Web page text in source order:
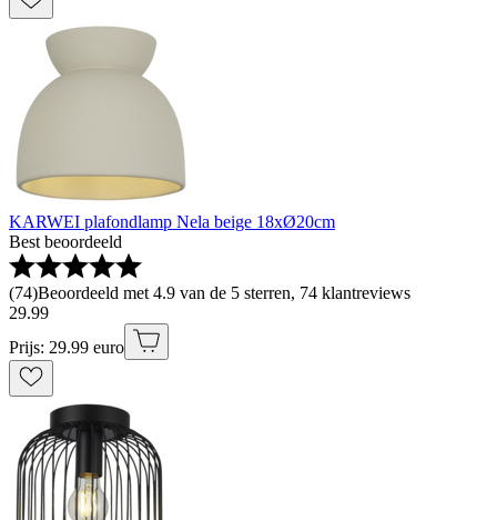
KARWEI plafondlamp Nela beige 18xØ20cm
Best beoordeeld
(74)Beoordeeld met 4.9 van de 5 sterren, 74 klantreviews
29.99
Prijs: 29.99 euro